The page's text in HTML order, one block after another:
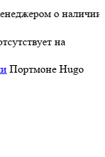
о наличии
на
Портмоне Hugo